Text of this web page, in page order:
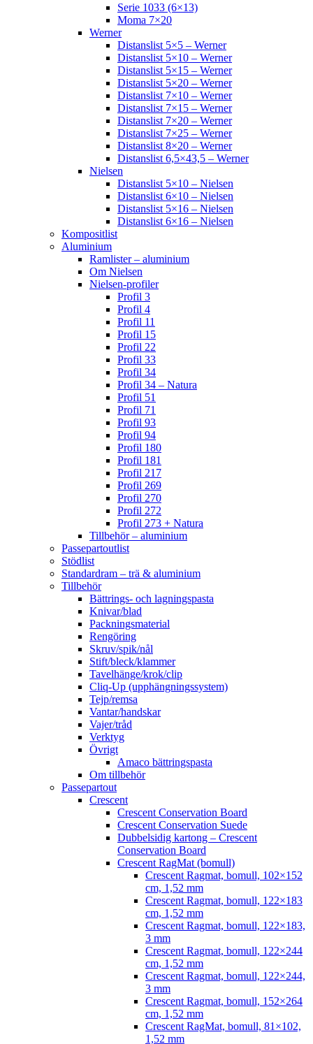
Serie 1033 (6×13)
Moma 7×20
Werner
Distanslist 5×5 – Werner
Distanslist 5×10 – Werner
Distanslist 5×15 – Werner
Distanslist 5×20 – Werner
Distanslist 7×10 – Werner
Distanslist 7×15 – Werner
Distanslist 7×20 – Werner
Distanslist 7×25 – Werner
Distanslist 8×20 – Werner
Distanslist 6,5×43,5 – Werner
Nielsen
Distanslist 5×10 – Nielsen
Distanslist 6×10 – Nielsen
Distanslist 5×16 – Nielsen
Distanslist 6×16 – Nielsen
Kompositlist
Aluminium
Ramlister – aluminium
Om Nielsen
Nielsen-profiler
Profil 3
Profil 4
Profil 11
Profil 15
Profil 22
Profil 33
Profil 34
Profil 34 – Natura
Profil 51
Profil 71
Profil 93
Profil 94
Profil 180
Profil 181
Profil 217
Profil 269
Profil 270
Profil 272
Profil 273 + Natura
Tillbehör – aluminium
Passepartoutlist
Stödlist
Standardram – trä & aluminium
Tillbehör
Bättrings- och lagningspasta
Knivar/blad
Packningsmaterial
Rengöring
Skruv/spik/nål
Stift/bleck/klammer
Tavelhänge/krok/clip
Cliq-Up (upphängningssystem)
Tejp/remsa
Vantar/handskar
Vajer/tråd
Verktyg
Övrigt
Amaco bättringspasta
Om tillbehör
Passepartout
Crescent
Crescent Conservation Board
Crescent Conservation Suede
Dubbelsidig kartong – Crescent
Conservation Board
Crescent RagMat (bomull)
Crescent Ragmat, bomull, 102×152
cm, 1,52 mm
Crescent Ragmat, bomull, 122×183
cm, 1,52 mm
Crescent Ragmat, bomull, 122×183,
3 mm
Crescent Ragmat, bomull, 122×244
cm, 1,52 mm
Crescent Ragmat, bomull, 122×244,
3 mm
Crescent Ragmat, bomull, 152×264
cm, 1,52 mm
Crescent RagMat, bomull, 81×102,
1,52 mm